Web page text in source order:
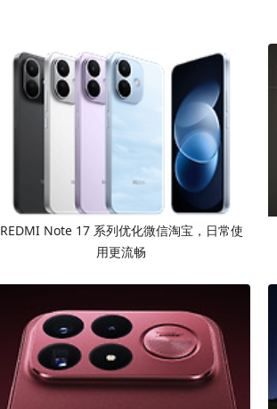
REDMI Note 17 系列优化微信淘宝，日常使
用更流畅